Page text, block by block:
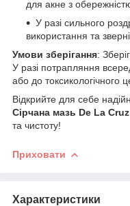
для акне з
У разі сильного
використання та
Умови зберігання:
У разі потрапляння
або до токсикологічного
Відкрийте для себе
Сірчана мазь De La Cruz
та чистоту!
Приховати
Характеристики